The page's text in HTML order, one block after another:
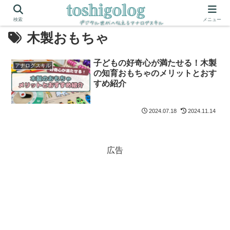
木製おもちゃ
アナログスキル
子どもの好奇心が満たせる！木製
の知育おもちゃのメリットとおす
すめ紹介
2024.07.18 2024.11.14
広告
検索 メニュー